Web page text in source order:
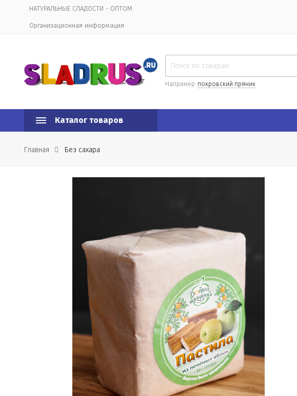
НАТУРАЛЬНЫЕ СЛАДОСТИ - ОПТОМ
Организационная информация
Например: покровский пряник
Каталог товаров
Главная Без сахара